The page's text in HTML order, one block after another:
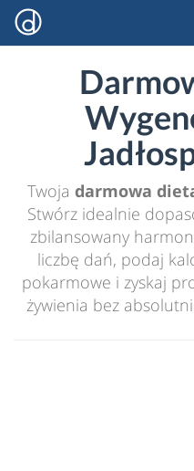
Twoja darmowa
Stwórz idealnie
zbilansowany
liczbę dań, podaj
pokarmowe i zyskaj
żywienia bez